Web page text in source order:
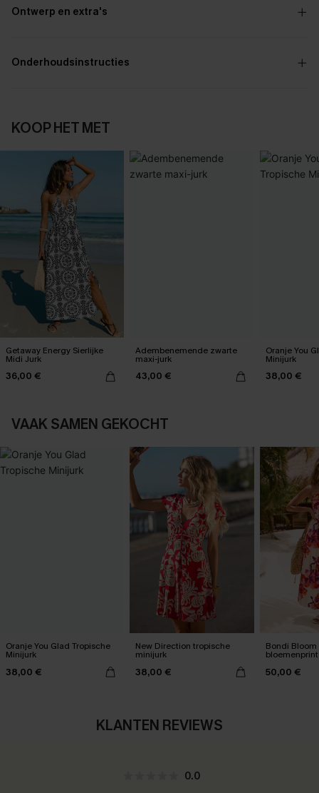
Ontwerp en extra's
Onderhoudsinstructies
KOOP HET MET
Getaway Energy Sierlijke
Midi Jurk
36,00 €
Adembenemende zwarte
maxi-jurk
43,00 €
Oranje You
Minijurk
38,00 €
VAAK SAMEN GEKOCHT
Oranje You Glad Tropische
Minijurk
38,00 €
New Direction tropische
minijurk
38,00 €
Bondi
bloemenprint
50,00 €
KLANTEN REVIEWS
0.0